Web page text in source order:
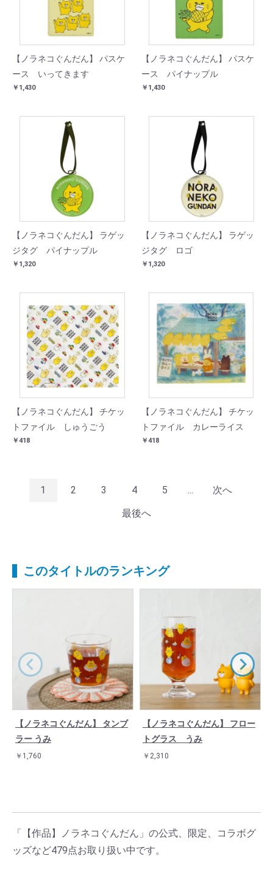
【ノラネコぐんだん】 パスケ
ース いってきます
￥1,430
【ノラネコぐんだん】 パスケ
ース パイナップル
￥1,430
【ノラネコぐんだん】 ラゲッ
ジタグ パイナップル
￥1,320
【ノラネコぐんだん】 ラゲッ
ジタグ ロゴ
￥1,320
【ノラネコぐんだん】 チケッ
トファイル しゅうごう
￥418
【ノラネコぐんだん】 チケッ
トファイル カレーライス
￥418
1 2 3 4 5 ...
次へ
最後へ
このタイトルのランキング
【ノラネコぐんだん】 タンブ
ラー うみ
￥1,760
【ノラネコぐんだん】 フロー
トグラス うみ
￥2,310
「【作品】ノラネコぐんだん」の公式、限定、コラボグ
ッズなど479点お取り扱い中です。